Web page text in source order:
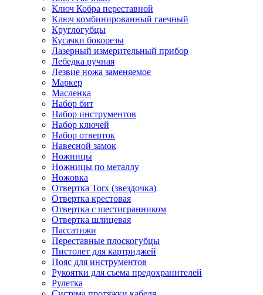
Ключ Кобра переставной
Ключ комбинированный гаечный
Круглогубцы
Кусачки бокорезы
Лазерный измерительный прибор
Лебедка ручная
Лезвие ножа заменяемое
Маркер
Масленка
Набор бит
Набор инструментов
Набор ключей
Набор отверток
Навесной замок
Ножницы
Ножницы по металлу
Ножовка
Отвертка Torx (звездочка)
Отвертка крестовая
Отвертка с шестигранником
Отвертка шлицевая
Пассатижи
Переставные плоскогубцы
Пистолет для картриджей
Пояс для инструментов
Рукоятки для съема предохранителей
Рулетка